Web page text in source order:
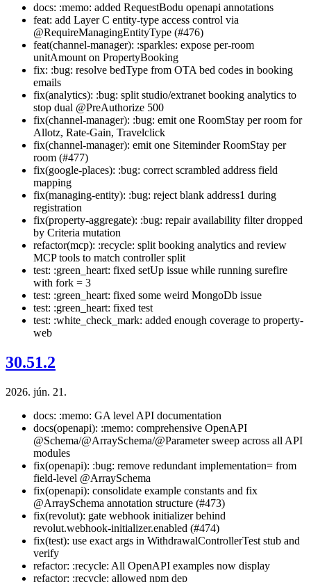
docs: :memo: added RequestBodu openapi annotations
feat: add Layer C entity-type access control via
@RequireManagingEntityType (#476)
feat(channel-manager): :sparkles: expose per-room
unitAmount on PropertyBooking
fix: :bug: resolve bedType from OTA bed codes in booking
emails
fix(analytics): :bug: split studio/extranet booking analytics to
stop dual @PreAuthorize 500
fix(channel-manager): :bug: emit one RoomStay per room for
Allotz, Rate-Gain, Travelclick
fix(channel-manager): emit one Siteminder RoomStay per
room (#477)
fix(google-places): :bug: correct scrambled address field
mapping
fix(managing-entity): :bug: reject blank address1 during
registration
fix(property-aggregate): :bug: repair availability filter dropped
by Criteria mutation
refactor(mcp): :recycle: split booking analytics and review
MCP tools to match controller split
test: :green_heart: fixed setUp issue while running surefire
with fork = 3
test: :green_heart: fixed some weird MongoDb issue
test: :green_heart: fixed test
test: :white_check_mark: added enough coverage to property-
web
30.51.2
2026. jún. 21.
docs: :memo: GA level API documentation
docs(openapi): :memo: comprehensive OpenAPI
@Schema/@ArraySchema/@Parameter sweep across all API
modules
fix(openapi): :bug: remove redundant implementation= from
field-level @ArraySchema
fix(openapi): consolidate example constants and fix
@ArraySchema annotation structure (#473)
fix(revolut): gate webhook initializer behind
revolut.webhook-initializer.enabled (#474)
fix(test): use exact args in WithdrawalControllerTest stub and
verify
refactor: :recycle: All OpenAPI examples now display
refactor: :recycle: allowed npm dep